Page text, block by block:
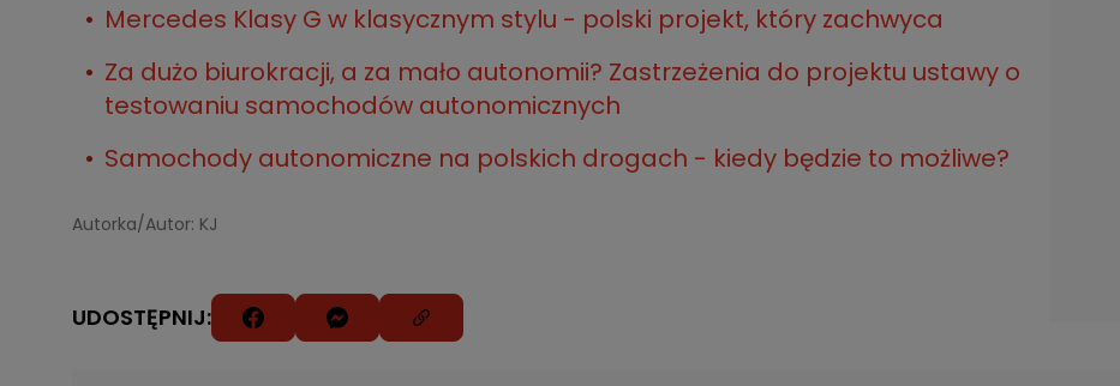
Mercedes Klasy G w klasycznym stylu - polski projekt, który zachwyca
Za dużo biurokracji, a za mało autonomii? Zastrzeżenia do projektu ustawy o
testowaniu samochodów autonomicznych
Samochody autonomiczne na polskich drogach - kiedy będzie to możliwe?
Autorka/Autor: KJ
UDOSTĘPNIJ: